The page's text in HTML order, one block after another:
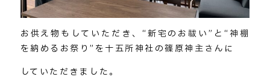
お供え物もしていただき、“新宅のお祓い”と“神棚
を納めるお祭り”を十五所神社の篠原神主さんに
していただきました。